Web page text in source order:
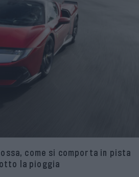
come si comporta in pista
la pioggia